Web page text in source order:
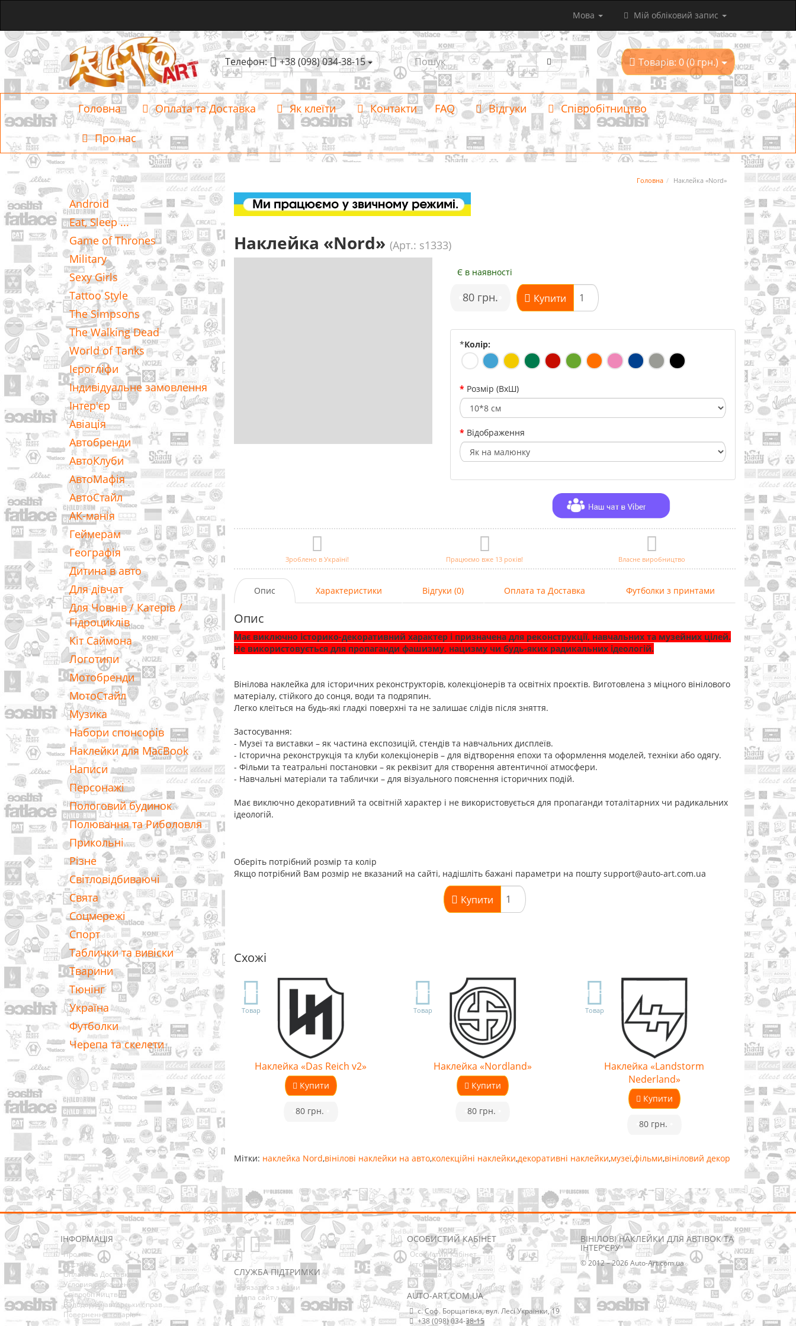
Мова Мій обліковий запис
Телефон: +38 (098) 034-38-15 Товарів: 0 (0 грн.)
Головна Оплата та Доставка Як клеїти Контакти FAQ Відгуки Співробітництво
Про нас
Категорії
Android
Eat, Sleep ...
Game of Thrones
Military
Sexy Girls
Tattoo Style
The Simpsons
The Walking Dead
World of Tanks
Ієрогліфи
Індивідуальне замовлення
Інтер'єр
Авіація
Автобренди
АвтоКлуби
АвтоМафія
АвтоСтайл
АК-манія
Геймерам
Географія
Дитина в авто
Для дівчат
Для Човнів / Катерів /
Гідроциклів
Кіт Саймона
Логотипи
Мотобренди
МотоСтайл
Музика
Набори спонсорів
Наклейки для MacBook
Написи
Персонажі
Пологовий будинок
Полювання та Риболовля
Прикольні
Різне
Світловідбиваючі
Свята
Соцмережі
Спорт
Таблички та вивіски
Тварини
Тюнінг
Україна
Футболки
Черепа та скелети
Головна Наклейка «Nord»
Наклейка «Nord» (Арт.: s1333)
Є в наявності
80 грн. Купити
*Колір:
Розмір (ВхШ)
Відображення
Зроблено в Україні! Працюємо вже 13 років! Власне виробництво
Опис Характеристики Відгуки (0) Оплата та Доставка Футболки з принтами
Опис
Має виключно історико-декоративний характер і призначена для реконструкції, навчальних та музейних цілей.
Не використовується для пропаганди фашизму, нацизму чи будь-яких радикальних ідеологій.
Вінілова наклейка для історичних реконструкторів, колекціонерів та освітніх проєктів. Виготовлена з міцного вінілового
матеріалу, стійкого до сонця, води та подряпин.
Легко клеїться на будь-які гладкі поверхні та не залишає слідів після зняття.
Застосування:
- Музеї та виставки – як частина експозицій, стендів та навчальних дисплеїв.
- Історична реконструкція та клуби колекціонерів – для відтворення епохи та оформлення моделей, техніки або одягу.
- Фільми та театральні постановки – як реквізит для створення автентичної атмосфери.
- Навчальні матеріали та таблички – для візуального пояснення історичних подій.
Має виключно декоративний та освітній характер і не використовується для пропаганди тоталітарних чи радикальних
ідеологій.
Оберіть потрібний розмір та колір
Якщо потрібний Вам розмір не вказаний на сайті, надішліть бажані параметри на пошту support@auto-art.com.ua
Купити
Схожі
TOP
Товар
Наклейка «Das Reich v2»
Купити
80 грн.
TOP
Товар
Наклейка «Nordland»
Купити
80 грн.
TOP
Товар
Наклейка «Landstorm
Nederland»
Купити
80 грн.
Мітки: наклейка Nord,вінілові наклейки на авто,колекційні наклейки,декоративні наклейки,музеї,фільми,вініловий декор
ІНФОРМАЦІЯ
Про нас
Доставка
Оплата та Доставка
Условия соглашения
Співробітництво
Володарям авторських прав
Повернення товарів
СЛУЖБА ПІДТРИМКИ
Зв’язатися з нами
Мапа сайту
ОСОБИСТИЙ КАБІНЕТ
Особистий Кабінет
Історія замовлень
Розсилка
AUTO-ART.COM.UA
с. Соф. Борщагівка, вул. Лесі Українки, 19
+38 (098) 034-38-15
ВІНІЛОВІ НАКЛЕЙКИ ДЛЯ АВТІВОК ТА
ІНТЕР'ЄРУ
© 2012 – 2026 Auto-Art.com.ua